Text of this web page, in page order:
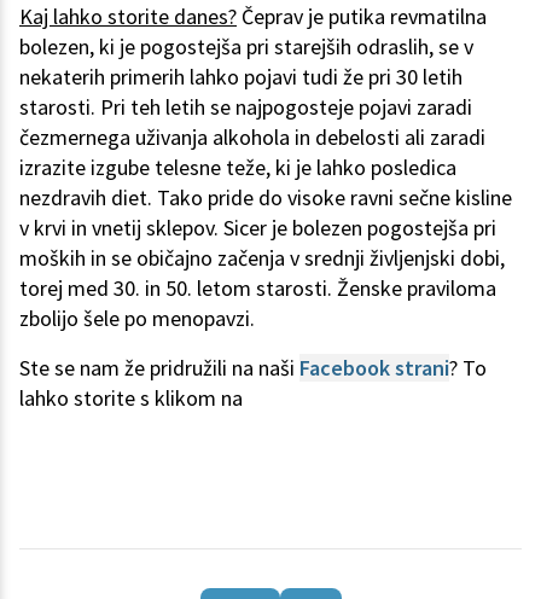
Kaj lahko storite danes? Čeprav je putika revmatilna
bolezen, ki je pogostejša pri starejših odraslih, se v
nekaterih primerih lahko pojavi tudi že pri 30 letih
starosti. Pri teh letih se najpogosteje pojavi zaradi
čezmernega uživanja alkohola in debelosti ali zaradi
izrazite izgube telesne teže, ki je lahko posledica
nezdravih diet. Tako pride do visoke ravni sečne kisline
v krvi in vnetij sklepov. Sicer je bolezen pogostejša pri
moških in se običajno začenja v srednji življenjski dobi,
torej med 30. in 50. letom starosti. Ženske praviloma
zbolijo šele po menopavzi.
Ste se nam že pridružili na naši Facebook strani? To
lahko storite s klikom na